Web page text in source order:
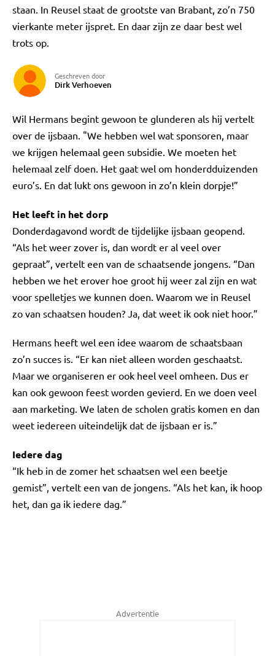
staan. In Reusel staat de grootste van Brabant, zo’n 750
vierkante meter ijspret. En daar zijn ze daar best wel
trots op.
Geschreven door
Dirk Verhoeven
Wil Hermans begint gewoon te glunderen als hij vertelt
over de ijsbaan. "We hebben wel wat sponsoren, maar
we krijgen helemaal geen subsidie. We moeten het
helemaal zelf doen. Het gaat wel om honderdduizenden
euro’s. En dat lukt ons gewoon in zo’n klein dorpje!”
Het leeft in het dorp
Donderdagavond wordt de tijdelijke ijsbaan geopend.
“Als het weer zover is, dan wordt er al veel over
gepraat”, vertelt een van de schaatsende jongens. “Dan
hebben we het erover hoe groot hij weer zal zijn en wat
voor spelletjes we kunnen doen. Waarom we in Reusel
zo van schaatsen houden? Ja, dat weet ik ook niet hoor.”
Hermans heeft wel een idee waarom de schaatsbaan
zo’n succes is. “Er kan niet alleen worden geschaatst.
Maar we organiseren er ook heel veel omheen. Dus er
kan ook gewoon feest worden gevierd. En we doen veel
aan marketing. We laten de scholen gratis komen en dan
weet iedereen uiteindelijk dat de ijsbaan er is.”
Iedere dag
“Ik heb in de zomer het schaatsen wel een beetje
gemist”, vertelt een van de jongens. “Als het kan, ik hoop
het, dan ga ik iedere dag.”
Advertentie